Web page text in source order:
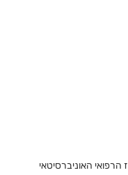
האוניברסיטאי